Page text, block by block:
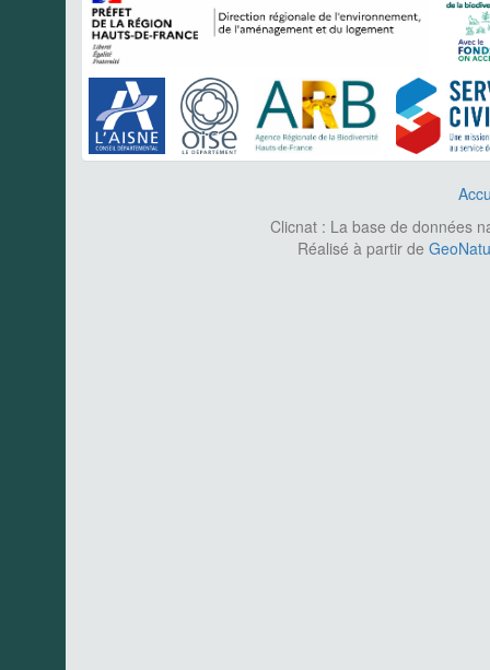
Clicnat : La base de données
Réalisé à partir de